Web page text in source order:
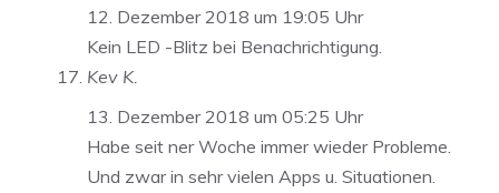
12. Dezember 2018 um 19:05 Uhr
Kein LED -Blitz bei Benachrichtigung.
Kev K.
13. Dezember 2018 um 05:25 Uhr
Habe seit ner Woche immer wieder Probleme.
Und zwar in sehr vielen Apps u. Situationen.